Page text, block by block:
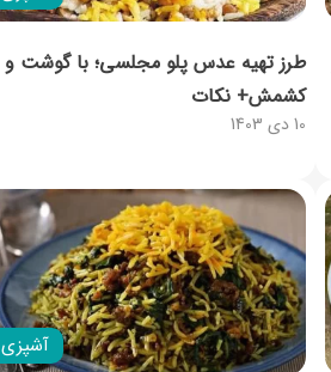
10 دی 1403
طرز تهیه عدس پلو مجلسی؛ با گوشت و
کشمش+ نکات
آشپزی